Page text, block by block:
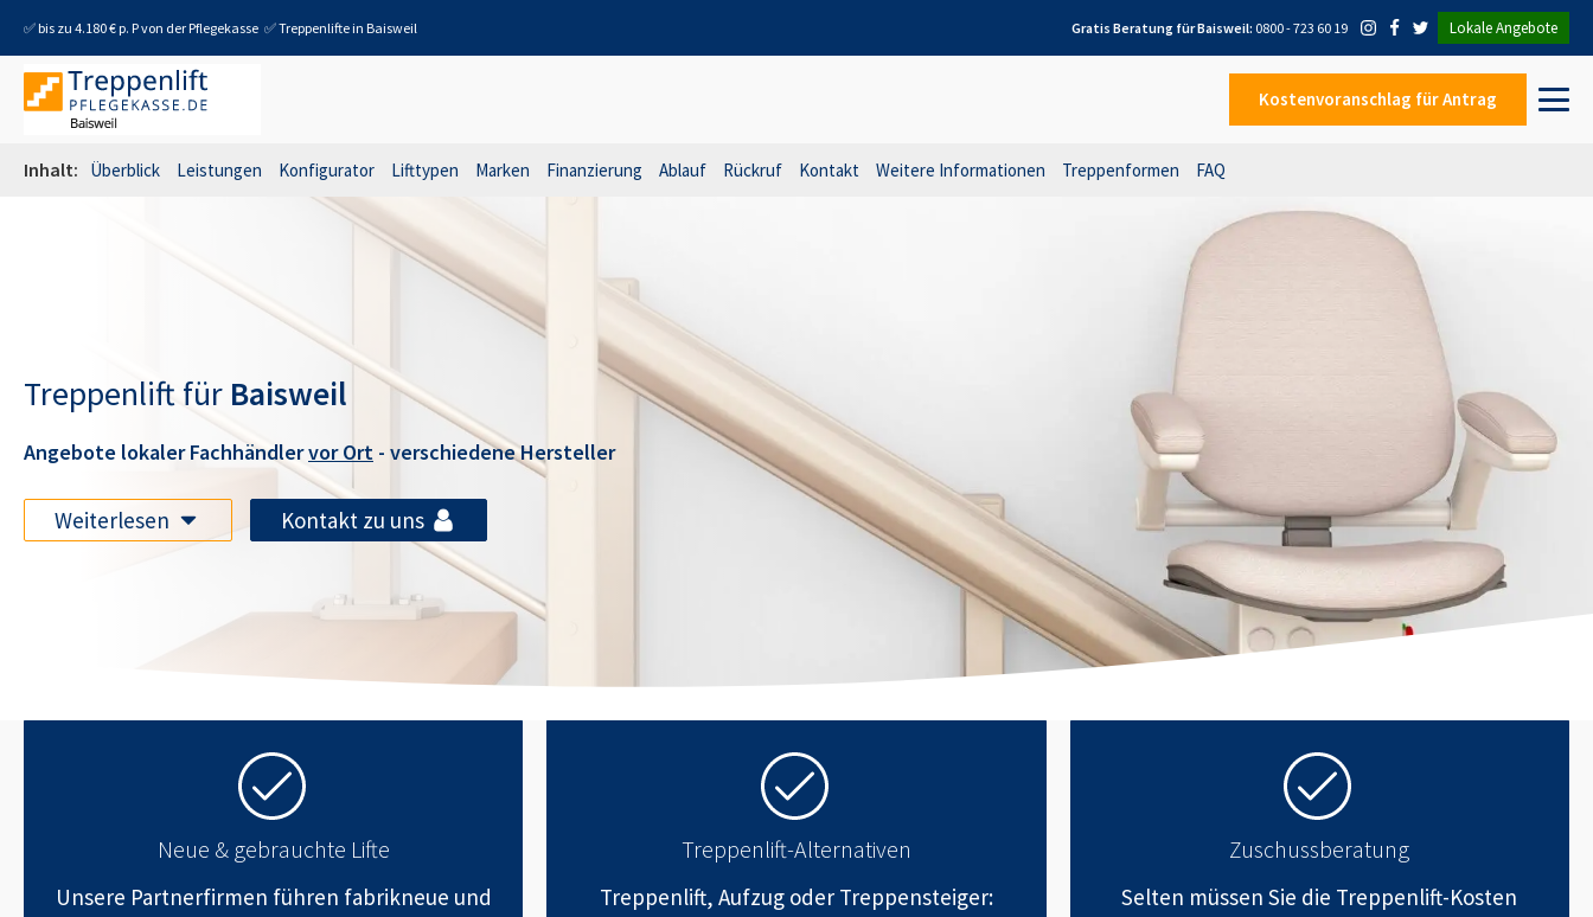
✅ bis zu 4.180 € p. P von der Pflegekasse ✅ Treppenlifte in Baisweil Gratis Beratung fürBaisweil: 0800 - 723 60 19 Lokale Angebote
Kostenvoranschlag für Antrag
Inhalt: Überblick Leistungen Konfigurator Lifttypen Marken Finanzierung Ablauf Rückruf Kontakt Weitere Informationen Treppenformen FAQ
Treppenlift für Baisweil
Angebote lokaler Fachhändlervor Ort - verschiedene Hersteller
Weiterlesen Kontakt zu uns
Neue & gebrauchte Lifte
Unsere Partnerfirmen führen fabrikneue und
Treppenlift-Alternativen
Treppenlift, Aufzug oder Treppensteiger:
Zuschussberatung
Selten müssen Sie die Treppenlift-Kosten